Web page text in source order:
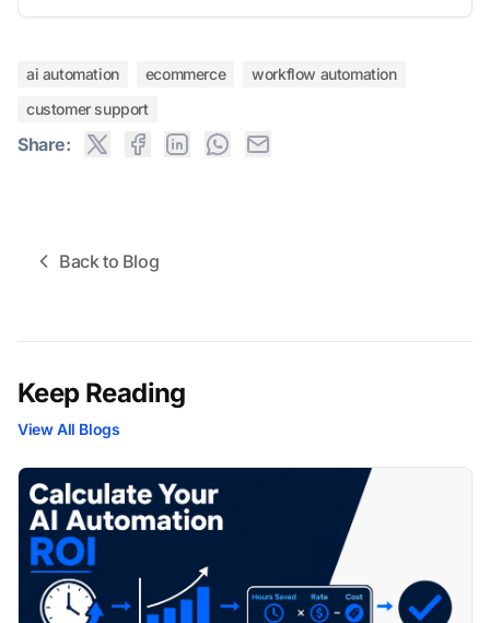
ai automation ecommerce
workflow automation
customer support
Share:
Back to Blog
Keep Reading
View All Blogs